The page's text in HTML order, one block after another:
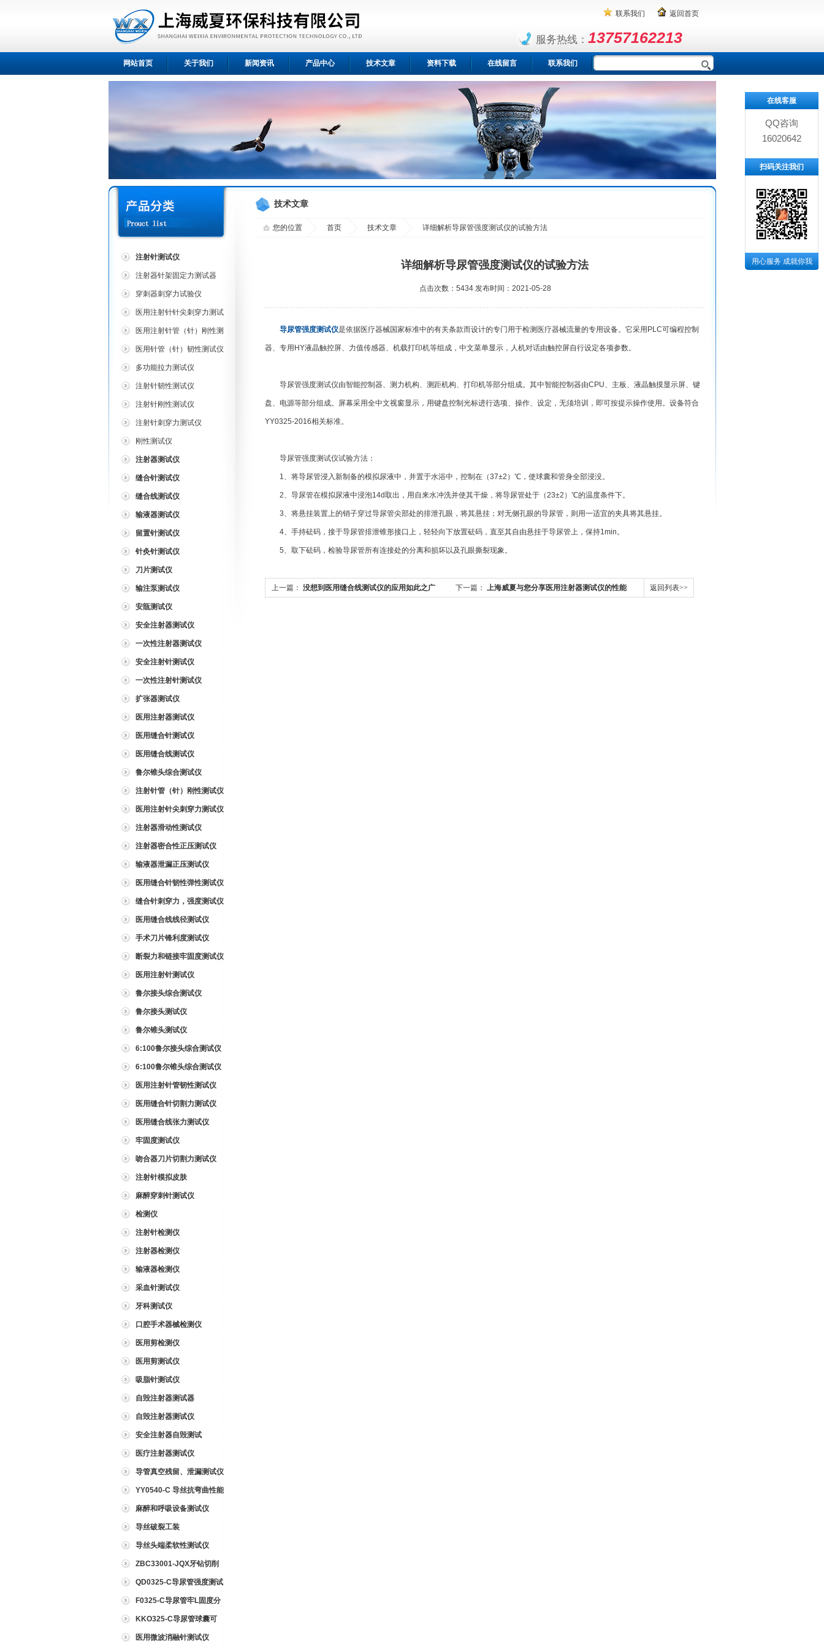
联系我们 返回首页
服务热线： 13757162213
网站首页 关于我们 新闻资讯 产品中心 技术文章 资料下载 在线留言 联系我们
注射针测试仪
注射器针架固定力测试器
穿刺器刺穿力试验仪
医用注射针针尖刺穿力测试
仪
医用注射针管（针）刚性测
试仪
医用针管（针）韧性测试仪
多功能拉力测试仪
注射针韧性测试仪
注射针刚性测试仪
注射针刺穿力测试仪
刚性测试仪
注射器测试仪
缝合针测试仪
缝合线测试仪
输液器测试仪
留置针测试仪
针灸针测试仪
刀片测试仪
输注泵测试仪
安瓿测试仪
安全注射器测试仪
一次性注射器测试仪
安全注射针测试仪
一次性注射针测试仪
扩张器测试仪
医用注射器测试仪
医用缝合针测试仪
医用缝合线测试仪
鲁尔锥头综合测试仪
注射针管（针）刚性测试仪
医用注射针尖刺穿力测试仪
注射器滑动性测试仪
注射器密合性正压测试仪
输液器泄漏正压测试仪
医用缝合针韧性弹性测试仪
缝合针刺穿力，强度测试仪
医用缝合线线径测试仪
手术刀片锋利度测试仪
断裂力和链接牢固度测试仪
医用注射针测试仪
鲁尔接头综合测试仪
鲁尔接头测试仪
鲁尔锥头测试仪
6:100鲁尔接头综合测试仪
6:100鲁尔锥头综合测试仪
医用注射针管韧性测试仪
医用缝合针切割力测试仪
医用缝合线张力测试仪
牢固度测试仪
吻合器刀片切割力测试仪
注射针模拟皮肤
麻醉穿刺针测试仪
检测仪
注射针检测仪
注射器检测仪
输液器检测仪
采血针测试仪
牙科测试仪
口腔手术器械检测仪
医用剪检测仪
医用剪测试仪
吸脂针测试仪
自毁注射器测试器
自毁注射器测试仪
安全注射器自毁测试
医疗注射器测试仪
导管真空残留、泄漏测试仪
YY0540-C 导丝抗弯曲性能
测试仪麻醉和呼吸设备测试仪
导丝破裂工装
导丝头端柔软性测试仪
ZBC33001-JQX牙钻切削
试验仪QD0325-C导尿管强度测试
仪
F0325-C导尿管牢L固度分
离力测试仪
KKO325-C导尿管球囊可
靠性测试仪
医用微波消融针测试仪
技术文章
您的位置 首页 技术文章 详细解析导尿管强度测试仪的试验方法
详细解析导尿管强度测试仪的试验方法
点击次数：5434 发布时间：2021-05-28
导尿管强度测试仪是依据医疗器械国家标准中的有关条款而设计的专门用于检测医疗器械流量的专用设备。它采用PLC可编程控制
器、专用HY液晶触控屏、力值传感器、机载打印机等组成，中文菜单显示，人机对话由触控屏自行设定各项参数。
导尿管强度测试仪由智能控制器、测力机构、测距机构、打印机等部分组成。其中智能控制器由CPU、主板、液晶触摸显示屏、键
盘、电源等部分组成。屏幕采用全中文视窗显示，用键盘控制光标进行选项、操作、设定，无须培训，即可按提示操作使用。设备符合
YY0325-2016相关标准。
导尿管强度测试仪试验方法：
1、将导尿管浸入新制备的模拟尿液中，并置于水浴中，控制在（37±2）℃，使球囊和管身全部浸没。
2、导尿管在模拟尿液中浸泡14d取出，用自来水冲洗并使其干燥，将导尿管处于（23±2）℃的温度条件下。
3、将悬挂装置上的销子穿过导尿管尖部处的排泄孔眼，将其悬挂；对无侧孔眼的导尿管，则用一适宜的夹具将其悬挂。
4、手持砝码，接于导尿管排泄锥形接口上，轻轻向下放置砝码，直至其自由悬挂于导尿管上，保持1min。
5、取下砝码，检验导尿管所有连接处的分离和损坏以及孔眼撕裂现象。
上一篇： 没想到医用缝合线测试仪的应用如此之广 下一篇： 上海威夏与您分享医用注射器测试仪的性能 返回列表>>
在线客服
QQ咨询
16020642
扫码关注我们
用心服务 成就你我